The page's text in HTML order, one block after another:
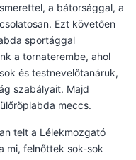
a bátorsággal, a
Ezt követően
sportággal
a tornaterembe, ahol
és testnevelőtanáruk,
szabályait. Majd
meccs.
telt a Lélekmozgató
mi, felnőttek sok-sok